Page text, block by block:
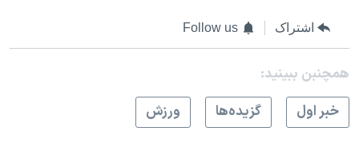
صفحه‌های ویژه
سفر پرزیدنت ترامپ به چین
اشتراک Follow us
همچنبن ببینید:
خبر اول
گزيده‌ها ورزش